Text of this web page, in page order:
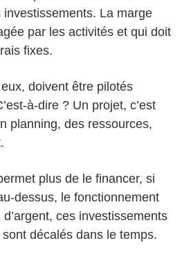
La marge
par les activités et qui doit
fixes.
doivent être pilotés
à-dire ? Un projet, c’est
planning, des ressources,
plus de le financer, si
dessus, le fonctionnement
ces investissements
décalés dans le temps.